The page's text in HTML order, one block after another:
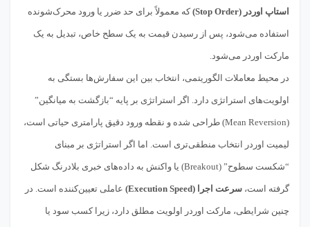
استاپ اوردر (Stop Order) که معمولاً برای حد ضرر یا ورود محرک‌شونده
استفاده می‌شود، پس از رسیدن قیمت به یک سطح خاص، تبدیل به یک
مارکت اوردر می‌شود.
در محیط معاملات الگوریتمی، انتخاب بین این سفارش‌ها بستگی به
اولویت‌های استراتژی دارد. اگر استراتژی بر پایه “بازگشت به میانگین”
(Mean Reversion) طراحی شده و نقطه ورود دقیق پارامتری حیاتی است،
لیمیت اوردر انتخاب منطقی‌تری است. اما اگر استراتژی بر مبنای
“شکست سطوح” (Breakout) یا واکنش به داده‌های خبری بلادرنگ شکل
گرفته است، سرعت اجرا (Execution Speed) عاملی تعیین‌کننده است. در
چنین شرایطی، مارکت اوردر اولویت مطلق دارد، زیرا کسب سود یا